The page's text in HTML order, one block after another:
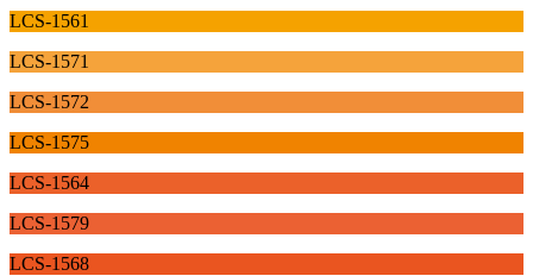
LCS-1561
LCS-1571
LCS-1572
LCS-1575
LCS-1564
LCS-1579
LCS-1568